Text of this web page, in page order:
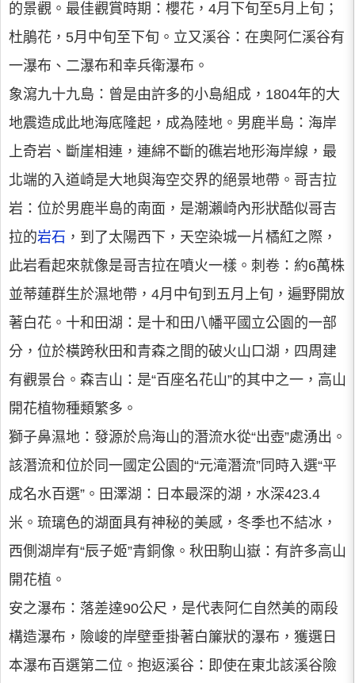
的景觀。最佳觀賞時期：櫻花，4月下旬至5月上旬；
杜鵑花，5月中旬至下旬。立又溪谷：在奧阿仁溪谷有
一瀑布、二瀑布和幸兵衛瀑布。
象瀉九十九島：曾是由許多的小島組成，1804年的大
地震造成此地海底隆起，成為陸地。男鹿半島：海岸
上奇岩、斷崖相連，連綿不斷的礁岩地形海岸線，最
北端的入道崎是大地與海空交界的絕景地帶。哥吉拉
岩：位於男鹿半島的南面，是潮瀨崎內形狀酷似哥吉
拉的岩石 ，到了太陽西下，天空染城一片橘紅之際，
此岩看起來就像是哥吉拉在噴火一樣。刺卷：約6萬株
並蒂蓮群生於濕地帶，4月中旬到五月上旬，遍野開放
著白花。十和田湖：是十和田八幡平國立公園的一部
分，位於橫跨秋田和青森之間的破火山口湖，四周建
有觀景台。森吉山：是“百座名花山”的其中之一，高山
開花植物種類繁多。
獅子鼻濕地：發源於烏海山的潛流水從“出壺”處湧出。
該潛流和位於同一國定公園的“元滝潛流”同時入選“平
成名水百選”。田澤湖：日本最深的湖，水深423.4
米。琉璃色的湖面具有神秘的美感，冬季也不結冰，
西側湖岸有“辰子姬”青銅像。秋田駒山嶽：有許多高山
開花植。
安之瀑布：落差達90公尺，是代表阿仁自然美的兩段
構造瀑布，險峻的岸壁垂掛著白簾狀的瀑布，獲選日
本瀑布百選第二位。抱返溪谷：即使在東北該溪谷險